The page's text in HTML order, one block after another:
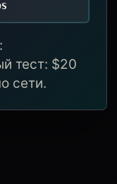
тест: $20
сети.